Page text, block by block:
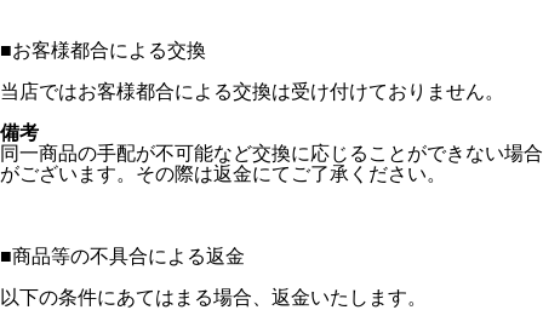
■お客様都合による交換
当店ではお客様都合による交換は受け付けておりません。
備考
同一商品の手配が不可能など交換に応じることができない場合
がございます。その際は返金にてご了承ください。
■商品等の不具合による返金
以下の条件にあてはまる場合、返金いたします。